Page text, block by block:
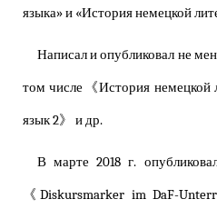
языка» и «История немецкой
Написал и опубликовал не
том числе《История
язык 2》 и др.
В марте 2018 г.
《Diskursmarker im DaF-